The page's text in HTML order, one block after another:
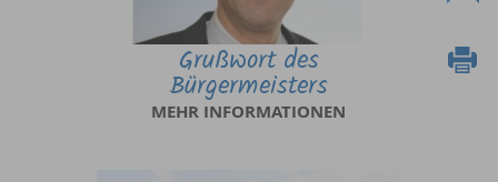
Grußwort des
Bürgermeisters
MEHR INFORMATIONEN